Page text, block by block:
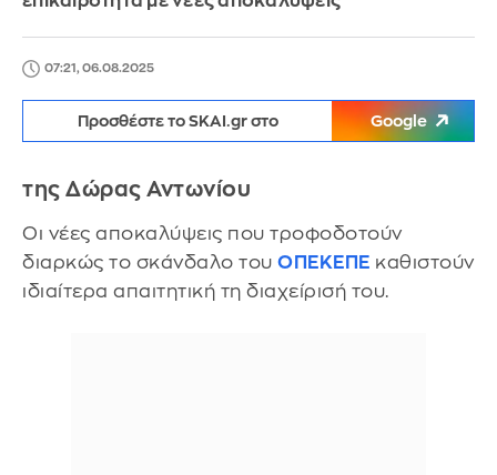
07:21, 06.08.2025
Προσθέστε το SKAI.gr στο Google
της Δώρας Αντωνίου
Οι νέες αποκαλύψεις που τροφοδοτούν
διαρκώς το σκάνδαλο του ΟΠΕΚΕΠΕ καθιστούν
ιδιαίτερα απαιτητική τη διαχείρισή του.